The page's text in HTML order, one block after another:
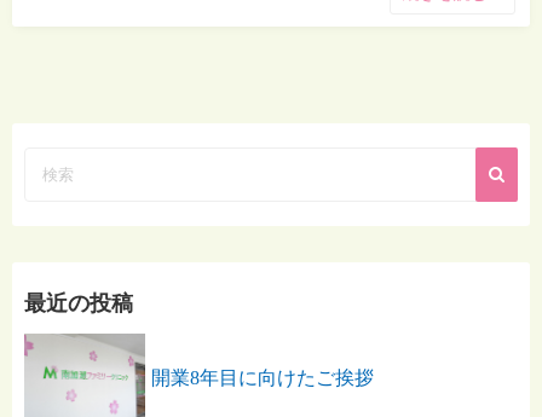
最近の投稿
開業8年目に向けたご挨拶